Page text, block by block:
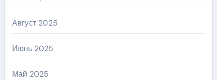
Август 2025
Июнь 2025
Май 2025